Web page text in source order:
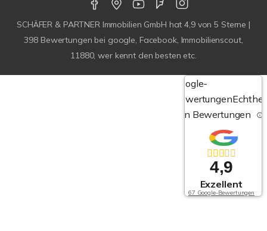
SCHÄFER & PARTNER Immobilien GmbH hat4,9von5 Sterne |
398 Bewertungen bei google, Facebook, Immobilienscout,
11880, wer kennt den besten etc.
Google-
Bewertungen
von Bewertungen
4,9
Exzellent
67 Google-Bewertungen